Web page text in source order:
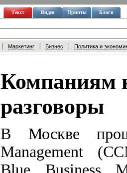
Текст Видео Принты Блоги
Маркетинг Бизнес Политика и
Компаниям
разговоры
В Москве
Management
Blue Business